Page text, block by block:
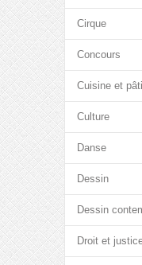
Cirque
Concours
Cuisine et
Culture
Danse
Dessin
Dessin
Droit et